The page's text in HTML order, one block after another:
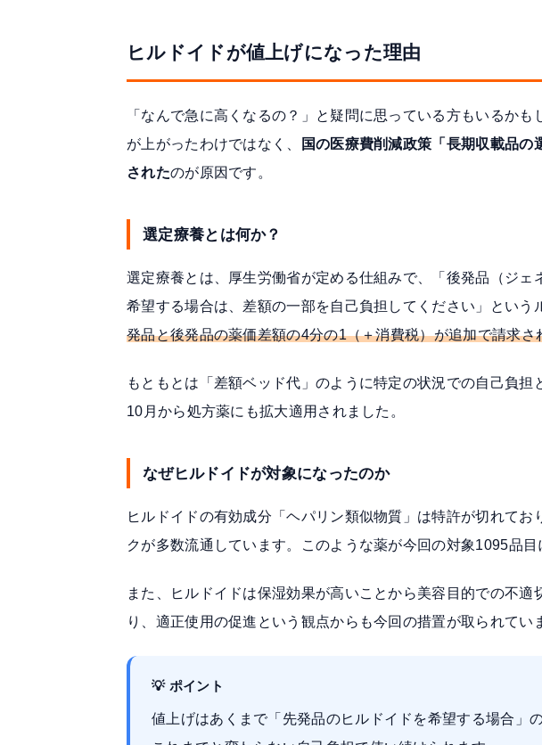
ヒルドイドが値上げになった理由
「なんで急に高くなるの？」と疑問に思っている方もいるか
が上がったわけではなく、
国の医療費削減政策「長期収載品の
されたのが原因です。
選定療養とは何か？
選定療養とは、 厚生労働省が定める仕組みで、「後発品（ジェ
希望する場合は、差額の一部を自己負担してください」という
発品と後発品の薬価差額の4分の1（＋消費税）が追加で請求さ
もともとは「差額ベッド代」のように特定の状況での自己負
10月から処方薬にも拡大適用されました。
なぜヒルドイドが対象になったのか
ヒルドイドの有効成分「ヘパリン類似物質」は特許が切れてお
クが多数流通しています。このような薬が今回の対象1095品目
また、ヒルドイドは保湿効果が高いことから美容目的での不適
り、適正使用の促進という観点からも今回の措置が取られてい
💡 ポイント
値上げはあくまで「先発品のヒルドイドを希望する場合」